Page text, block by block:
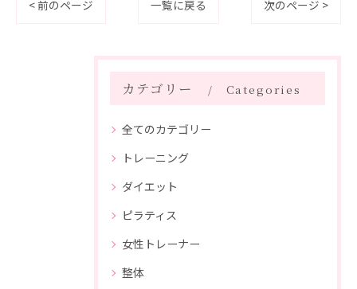
< 前のページ 一覧に戻る 次のページ >
カテゴリー Categories
全てのカテゴリー
トレーニング
ダイエット
ピラティス
女性トレーナー
整体